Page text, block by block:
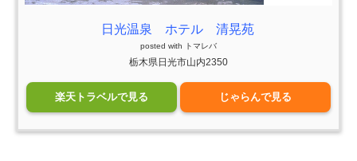
日光温泉 ホテル 清晃苑
posted with トマレバ
栃木県日光市山内2350
楽天トラベルで見る じゃらんで見る